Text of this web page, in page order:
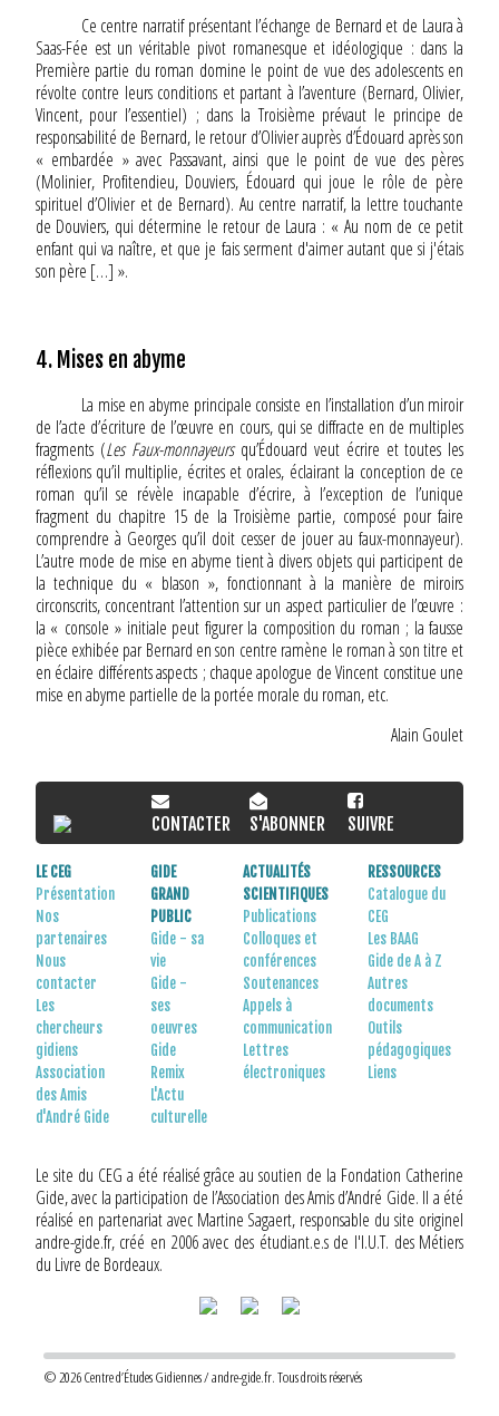
Ce centre narratif présentant l’échange de Bernard et de Laura à
Saas-Fée est un véritable pivot romanesque et idéologique : dans la
Première partie du roman domine le point de vue des adolescents en
révolte contre leurs conditions et partant à l’aventure (Bernard, Olivier,
Vincent, pour l’essentiel) ; dans la Troisième prévaut le principe de
responsabilité de Bernard, le retour d’Olivier auprès d’Édouard après son
« embardée » avec Passavant, ainsi que le point de vue des pères
(Molinier, Profitendieu, Douviers, Édouard qui joue le rôle de père
spirituel d’Olivier et de Bernard). Au centre narratif, la lettre touchante
de Douviers, qui détermine le retour de Laura : « Au nom de ce petit
enfant qui va naître, et que je fais serment d'aimer autant que si j'étais
son père […] ».
4. Mises en abyme
La mise en abyme principale consiste en l’installation d’un miroir
de l’acte d’écriture de l’œuvre en cours, qui se diffracte en de multiples
fragments (Les Faux-monnayeurs qu’Édouard veut écrire et toutes les
réflexions qu’il multiplie, écrites et orales, éclairant la conception de ce
roman qu’il se révèle incapable d’écrire, à l’exception de l’unique
fragment du chapitre 15 de la Troisième partie, composé pour faire
comprendre à Georges qu’il doit cesser de jouer au faux-monnayeur).
L’autre mode de mise en abyme tient à divers objets qui participent de
la technique du « blason », fonctionnant à la manière de miroirs
circonscrits, concentrant l’attention sur un aspect particulier de l’œuvre :
la « console » initiale peut figurer la composition du roman ; la fausse
pièce exhibée par Bernard en son centre ramène le roman à son titre et
en éclaire différents aspects ; chaque apologue de Vincent constitue une
mise en abyme partielle de la portée morale du roman, etc.
Alain Goulet
CONTACTER S'ABONNER SUIVRE
LE CEG
Présentation
Nos
partenaires
Nous
contacter
Les
chercheurs
gidiens
Association
des Amis
d'André Gide
GIDE
GRAND
PUBLIC
Gide - sa
vie
Gide -
ses
oeuvres
Gide
Remix
L'Actu
culturelle
ACTUALITÉS
SCIENTIFIQUES
Publications
Colloques et
conférences
Soutenances
Appels à
communication
Lettres
électroniques
RESSOURCES
Catalogue du
CEG
Les BAAG
Gide de A à Z
Autres
documents
Outils
pédagogiques
Liens
Le site du CEG a été réalisé grâce au soutien de la Fondation Catherine
Gide, avec la participation de l’Association des Amis d’André Gide. Il a été
réalisé en partenariat avec Martine Sagaert, responsable du site originel
andre-gide.fr, créé en 2006 avec des étudiant.e.s de l'I.U.T. des Métiers
du Livre de Bordeaux.
© 2026 Centre d’Études Gidiennes / andre-gide.fr. Tous droits réservés